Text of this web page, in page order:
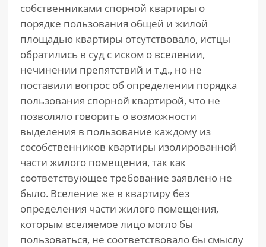
собственниками спорной квартиры о
порядке пользования общей и жилой
площадью квартиры отсутствовало, истцы
обратились в суд с иском о вселении,
нечинении препятствий и т.д., но не
поставили вопрос об определении порядка
пользования спорной квартирой, что не
позволяло говорить о возможности
выделения в пользование каждому из
сособственников квартиры изолированной
части жилого помещения, так как
соответствующее требование заявлено не
было. Вселение же в квартиру без
определения части жилого помещения,
которым вселяемое лицо могло бы
пользоваться, не соответствовало бы смыслу